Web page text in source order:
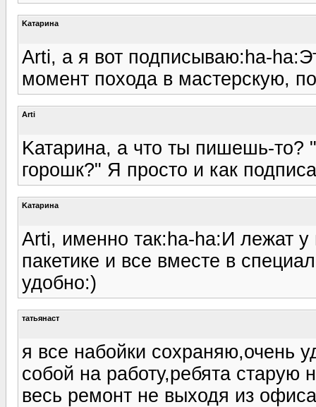
Kатарина
Arti, а я вот подписываю:ha-
момент похода в мастерскую,
Arti
Kатарина, а что ты пишешь-то?
горошк?" Я просто и как
Kатарина
Arti, именно так:ha-ha:И лежат
пакетике и все вместе в
удобно:)
татьянаст
я все набойки сохраняю,очень
собой на работу,ребята старую
весь ремонт не выходя из